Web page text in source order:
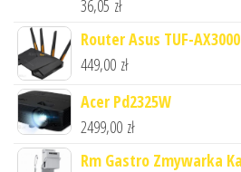
36,05 zł
Router Asus TUF-
449,00 zł
Acer Pd2325W
2499,00 zł
Rm Gastro Zmywarka